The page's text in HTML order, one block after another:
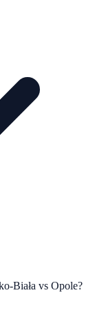
Biała vs Opole?